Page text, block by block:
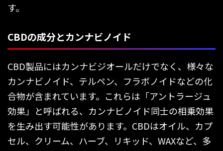
す。
CBDの成分とカンナビノイド
CBD製品にはカンナビジオールだけでなく、様々な
カンナビノイド、テルペン、フラボノイドなどの化
合物が含まれています。これらは「アントラージュ
効果」と呼ばれる、カンナビノイド同士の相乗効果
を生み出す可能性があります。CBDはオイル、カプ
セル、クリーム、ハーブ、リキッド、WAXなど、多